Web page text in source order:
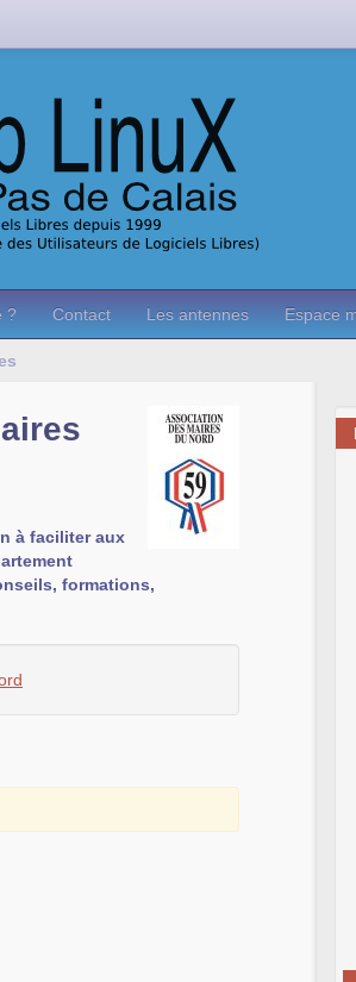
? Contact Les antennes Espace
à faciliter aux
formations,